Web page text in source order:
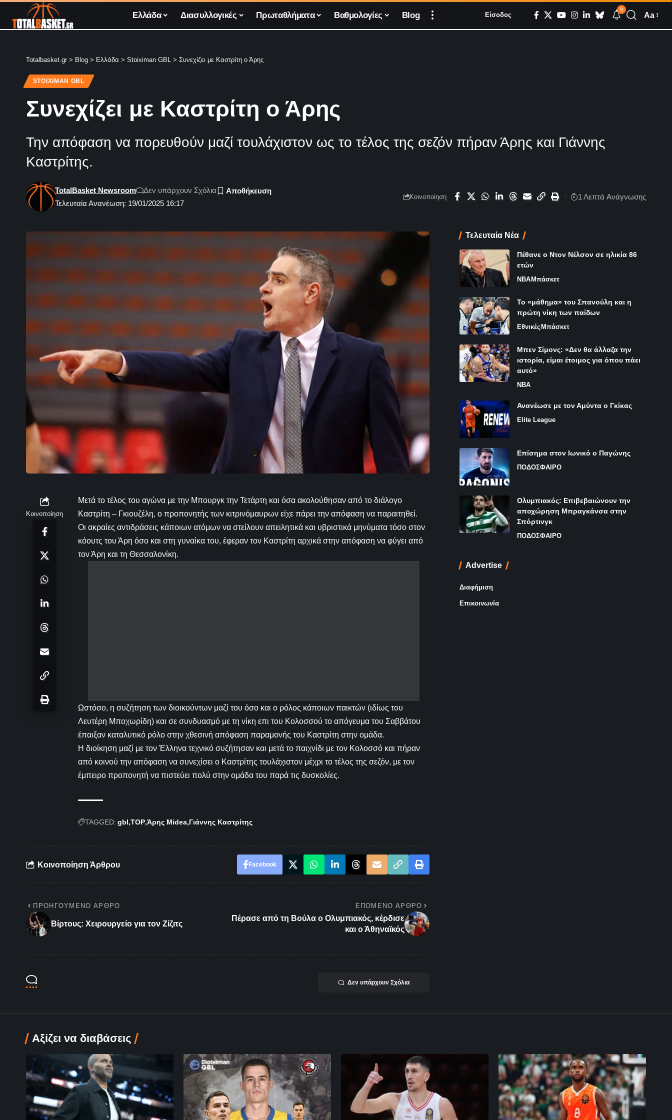
Ελλάδα Διασυλλογικές Πρωταθλήματα Βαθμολογίες Blog Είσοδος
9
Aa
Totalbasket.gr > Blog > Ελλάδα > Stoiximan GBL > Συνεχίζει με Καστρίτη ο Άρης
STOIXIMAN GBL
Συνεχίζει με Καστρίτη ο Άρης
Την απόφαση να πορευθούν μαζί τουλάχιστον ως το τέλος της σεζόν πήραν Άρης και Γιάννης
Καστρίτης.
Τελευταία Ανανέωση: 19/01/2025 16:17
TotalBasket Newsroom Δεν υπάρχουν Σχόλια
Κοινοποίηση 1 Λεπτά Aνάγνωσης
Κοινοποίηση
Μετά το τέλος του αγώνα με την Μπουργκ την Τετάρτη και όσα ακολούθησαν από το διάλογο
Καστρίτη – Γκιουζέλη, ο προπονητής των κιτρινόμαυρων είχε πάρει την απόφαση να παραιτηθεί.
Οι ακραίες αντιδράσεις κάποιων ατόμων να στείλουν απειλητικά και υβριστικά μηνύματα τόσο στον
κόουτς του Άρη όσο και στη γυναίκα του, έφεραν τον Καστρίτη αρχικά στην απόφαση να φύγει από
τον Άρη και τη Θεσσαλονίκη.
Ωστόσο, η συζήτηση των διοικούντων μαζί του όσο και ο ρόλος κάποιων παικτών (ιδίως του
Λευτέρη Μποχωρίδη) και σε συνδυασμό με τη νίκη επι του Κολοσσού το απόγευμα του Σαββάτου
έπαιξαν καταλυτικό ρόλο στην χθεσινή απόφαση παραμονής του Καστρίτη στην ομάδα.
Η διοίκηση μαζί με τον Έλληνα τεχνικό συζήτησαν και μετά το παιχνίδι με τον Κολοσσό και πήραν
από κοινού την απόφαση να συνεχίσει ο Καστρίτης τουλάχιστον μέχρι το τέλος της σεζόν, με τον
έμπειρο προπονητή να πιστεύει πολύ στην ομάδα του παρά τις δυσκολίες.
TAGGED: gbl TOP Άρης Midea Γιάννης Καστρίτης
Κοινοποίηση Άρθρου Facebook
ΠΡΟΗΓΟΎΜΕΝΟ ΆΡΘΡΟ
Βίρτους: Xειρουργείο για τον Ζίζιτς
ΕΠΌΜΕΝΟ ΆΡΘΡΟ
Πέρασε από τη Βούλα ο Ολυμπιακός, κέρδισε
και ο Άθηναϊκός
Δεν υπάρχουν Σχόλια
Τελευταία Νέα
Πέθανε ο Ντον Νέλσον σε ηλικία 86
ετών
NBAΜπάσκετ
Το «μάθημα» του Σπανούλη και η
πρώτη νίκη των παίδων
ΕθνικέςΜπάσκετ
Μπεν Σίμονς: «Δεν θα άλλαζα την
ιστορία, είμαι έτοιμος για όπου πάει
αυτό»
NBA
Ανανέωσε με τον Αμύντα ο Γκίκας
Elite League
Επίσημα στον Ιωνικό ο Παγώνης
ΠΟΔΟΣΦΑΙΡΟ
Ολυμπιακός: Επιβεβαιώνουν την
αποχώρηση Μπραγκάνσα στην
Σπόρτινγκ
ΠΟΔΟΣΦΑΙΡΟ
Advertise
Διαφήμιση
Επικοινωνία
Αξίζει να διαβάσεις